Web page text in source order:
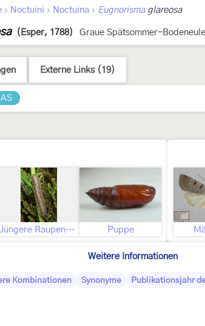
› Noctuini › Noctuina › Eugnorismaglareosa
(Esper, 1788) Graue Spätsommer-Bodeneule
Externe Links (19)
AS
Jüngere Raupenstadien Puppe
Weitere Informationen
Kombinationen Synonyme Publikationsjahr